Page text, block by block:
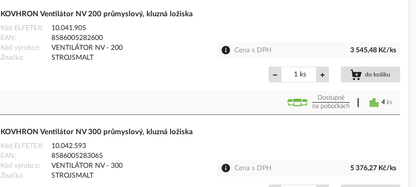
KOVHRON Ventilátor NV 200 průmyslový, kluzná ložiska
Kód ELFETEX
10.041.905
EAN
8586005282600
Kód výrobce
VENTILÁTOR NV - 200
Značka
STROJSMALT
Cena s DPH 3 545,48 Kč/ks
ks do košíku
Dostupné
na pobočkách
4 ks
KOVHRON Ventilátor NV 300 průmyslový, kluzná ložiska
Kód ELFETEX
10.042.593
EAN
8586005283065
Kód výrobce
VENTILÁTOR NV - 300
Značka
STROJSMALT
Cena s DPH 5 376,27 Kč/ks